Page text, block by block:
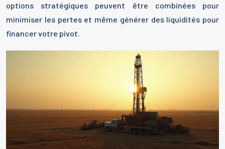
options stratégiques peuvent être combinées pour
minimiser les pertes et même générer des liquidités pour
financer votre pivot.